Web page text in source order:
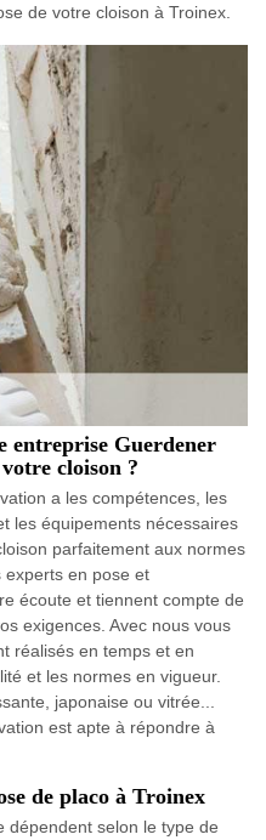
de votre cloison à Troinex.
entreprise Guerdener
cloison ?
a les compétences, les
les équipements nécessaires
parfaitement aux normes
experts en pose et
écoute et tiennent compte de
exigences. Avec nous vous
réalisés en temps et en
et les normes en vigueur.
japonaise ou vitrée...
est apte à répondre à
de placo à Troinex
dépendent selon le type de